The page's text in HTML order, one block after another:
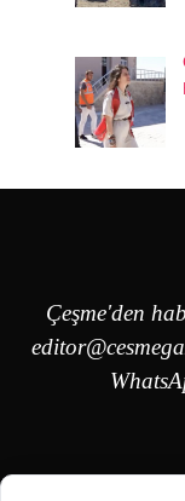
Çeşme'den